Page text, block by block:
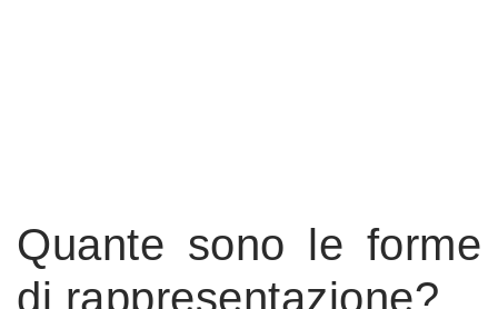
Quante sono le forme
di rappresentazione?